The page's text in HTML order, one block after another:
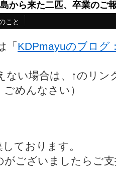
から来た二匹、卒業のご
こと
「 KDPmayuのブログ
い場合は、↑のリン
めんなさい）
ております。
がございましたらご